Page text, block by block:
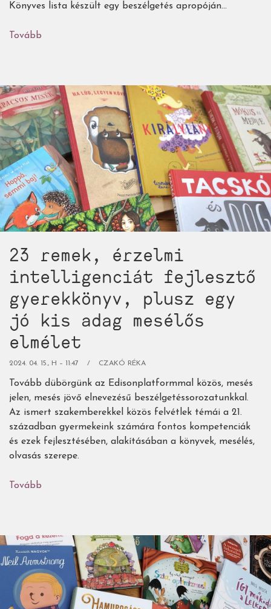
Könyves lista készült egy beszélgetés apropóján...
Tovább
garantáltan
felveszik
a
versenyt
a
kütyükkel)
23 remek, érzelmi
intelligenciát fejlesztő
gyerekkönyv, plusz egy
jó kis adag mesélős
elmélet
2024. 04. 15., H – 11:47 CZAKÓ RÉKA
Tovább dübörgünk az Edisonplatformmal közös, mesés
jelen, mesés jövő elnevezésű beszélgetéssorozatunkkal.
Az ismert szakemberekkel közös felvétlek témái a 21.
században gyermekeink számára fontos kompetenciák
és ezek fejlesztésében, alakításában a könyvek, mesélés,
olvasás szerepe.
Tovább
fejlesztő
gyerekkönyv,
plusz
egy